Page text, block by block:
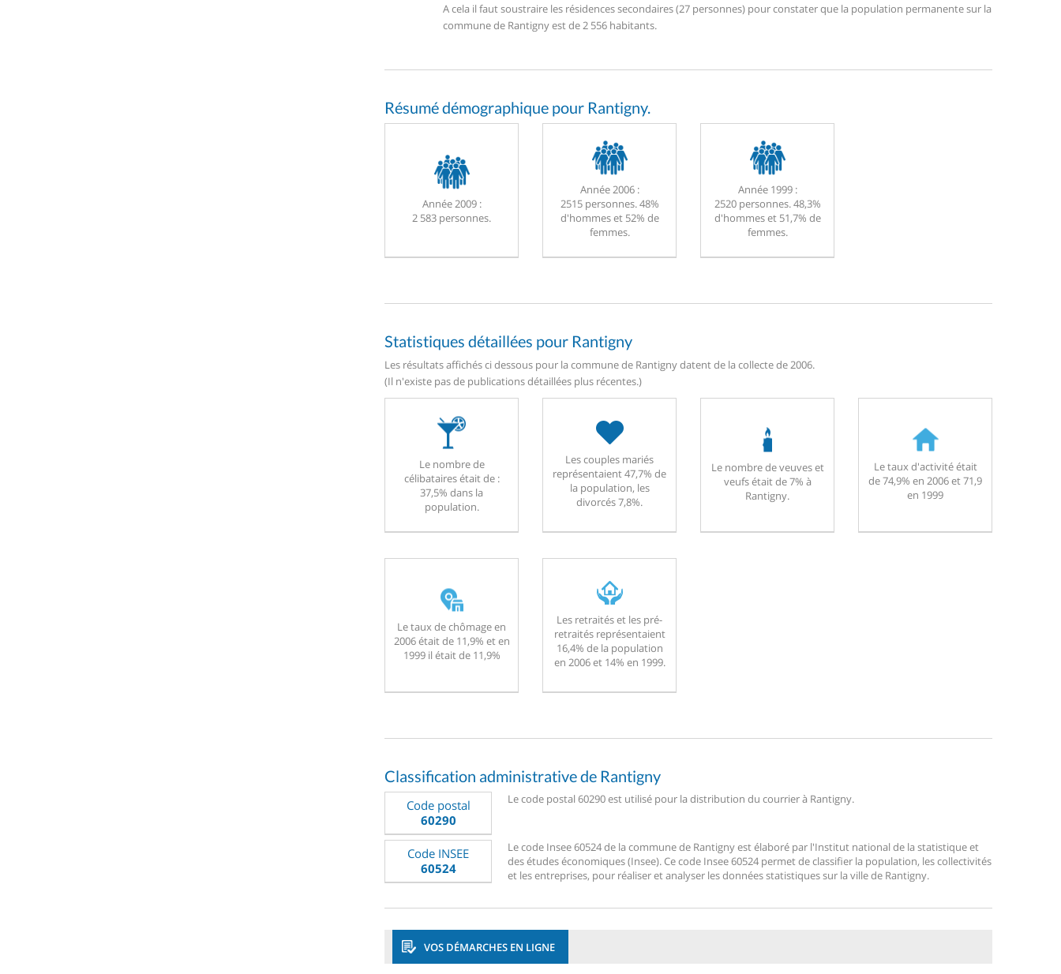
A cela il faut soustraire les résidences secondaires (27 personnes) pour constater que la population permanente sur la
commune de Rantigny est de 2 556 habitants.
Résumé démographique pour Rantigny.
Année 2009 :
2 583 personnes.
Année 2006 :
2515 personnes. 48%
d'hommes et 52% de
femmes.
Année 1999 :
2520 personnes. 48,3%
d'hommes et 51,7% de
femmes.
Statistiques détaillées pour Rantigny
Les résultats affichés ci dessous pour la commune de Rantigny datent de la collecte de 2006.
(Il n'existe pas de publications détaillées plus récentes.)
Le nombre de
célibataires était de :
37,5% dans la
population.
Les couples mariés
représentaient 47,7% de
la population, les
divorcés 7,8%.
Le nombre de veuves et
veufs était de 7% à
Rantigny.
Le taux d'activité était
de 74,9% en 2006 et 71,9
en 1999
Le taux de chômage en
2006 était de 11,9% et en
1999 il était de 11,9%
Les retraités et les pré-
retraités représentaient
16,4% de la population
en 2006 et 14% en 1999.
Classification administrative de Rantigny
Code postal
60290
Le code postal 60290 est utilisé pour la distribution du courrier à Rantigny.
Code INSEE
60524
Le code Insee 60524 de la commune de Rantigny est élaboré par l'Institut national de la statistique et
des études économiques (Insee). Ce code Insee 60524 permet de classifier la population, les collectivités
et les entreprises, pour réaliser et analyser les données statistiques sur la ville de Rantigny.
VOS DÉMARCHES EN LIGNE